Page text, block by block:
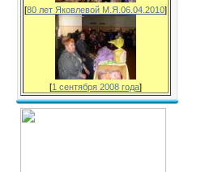
[80 лет Яковлевой М.Я.06.04.2010]
[1 сентября 2008 года]